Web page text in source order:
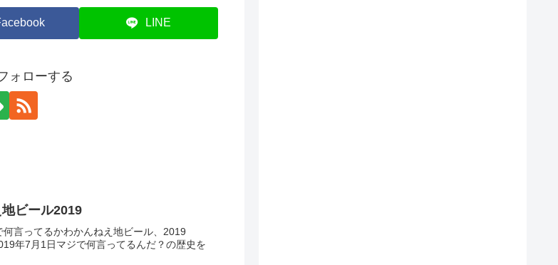
LINE
ォローする
ビール2019
言ってるかわかんねえ地ビール、2019
年7月1日マジで何言ってるんだ？の歴史を